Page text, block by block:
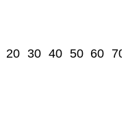
20 30 40 50 60 70